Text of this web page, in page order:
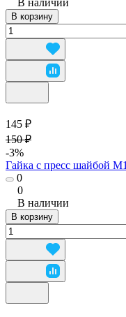
В корзину
145 ₽
150 ₽
-3%
Гайка с пресс шайбой
0
0
В наличии
В корзину